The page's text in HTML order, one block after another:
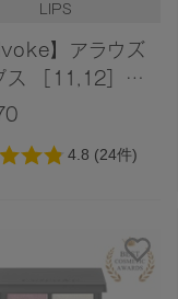
LIPS
】アラウズ
ス ［11,12］
ィル）※限定外箱